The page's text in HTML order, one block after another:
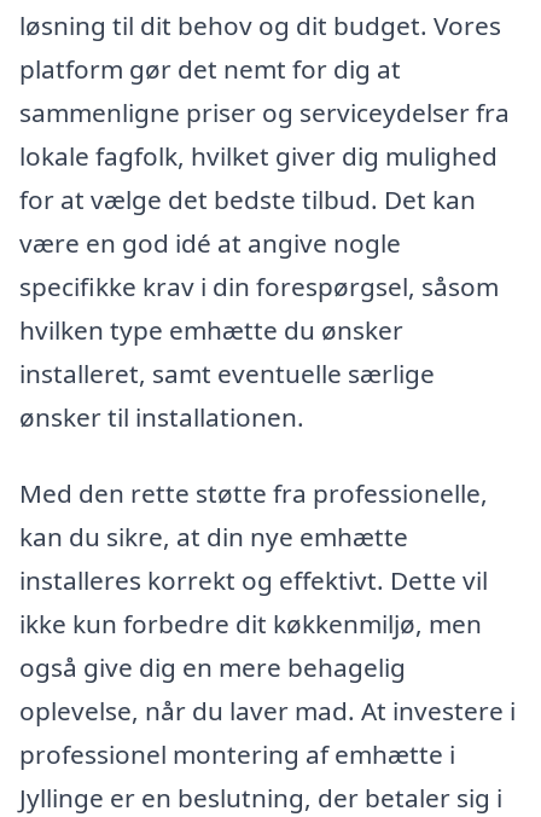
løsning til dit behov og dit budget. Vores
platform gør det nemt for dig at
sammenligne priser og serviceydelser fra
lokale fagfolk, hvilket giver dig mulighed
for at vælge det bedste tilbud. Det kan
være en god idé at angive nogle
specifikke krav i din forespørgsel, såsom
hvilken type emhætte du ønsker
installeret, samt eventuelle særlige
ønsker til installationen.
Med den rette støtte fra professionelle,
kan du sikre, at din nye emhætte
installeres korrekt og effektivt. Dette vil
ikke kun forbedre dit køkkenmiljø, men
også give dig en mere behagelig
oplevelse, når du laver mad. At investere i
professionel montering af emhætte i
Jyllinge er en beslutning, der betaler sig i